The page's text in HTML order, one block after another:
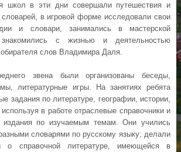
школ в эти дни совершали путешествия и
словарей, в игровой форме исследовали свои
и словари, занимались в мастерской
знакомились с жизнью и деятельностью
слов Владимира Даля.
звена были организованы беседы,
литературные игры. На занятиях ребята
задания по литературе, географии, истории,
в работе отраслевые справочники и
издания по изучаемым темам. Они учились
словарями по русскому языку; делали
о справочной литературе, имеющейся в